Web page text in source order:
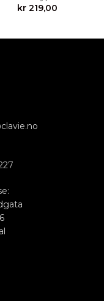
kr219,00